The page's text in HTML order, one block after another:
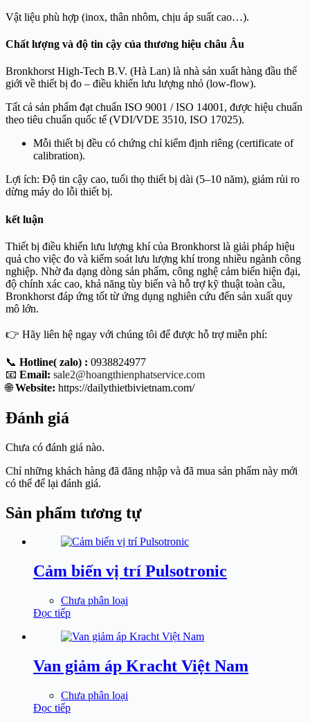
Vật liệu phù hợp (inox, thân nhôm, chịu áp suất cao…).
Chất lượng và độ tin cậy của thương hiệu châu Âu
Bronkhorst High-Tech B.V. (Hà Lan) là nhà sản xuất hàng đầu thế
giới về thiết bị đo – điều khiển lưu lượng nhỏ (low-flow).
Tất cả sản phẩm đạt chuẩn ISO 9001 / ISO 14001, được hiệu chuẩn
theo tiêu chuẩn quốc tế (VDI/VDE 3510, ISO 17025).
Mỗi thiết bị đều có chứng chỉ kiểm định riêng (certificate of
calibration).
Lợi ích: Độ tin cậy cao, tuổi thọ thiết bị dài (5–10 năm), giảm rủi ro
dừng máy do lỗi thiết bị.
kết luận
Thiết bị điều khiển lưu lượng khí của Bronkhorst là giải pháp hiệu
quả cho việc đo và kiểm soát lưu lượng khí trong nhiều ngành công
nghiệp. Nhờ đa dạng dòng sản phẩm, công nghệ cảm biến hiện đại,
độ chính xác cao, khả năng tùy biến và hỗ trợ kỹ thuật toàn cầu,
Bronkhorst đáp ứng tốt từ ứng dụng nghiên cứu đến sản xuất quy
mô lớn.
👉 Hãy liên hệ ngay với chúng tôi để được hỗ trợ miễn phí:
📞 Hotline( zalo) : 0938824977
📧 Email: sale2@hoangthienphatservice.com
🌐Website: https://dailythietbivietnam.com/
Đánh giá
Chưa có đánh giá nào.
Chỉ những khách hàng đã đăng nhập và đã mua sản phẩm này mới
có thể để lại đánh giá.
Sản phẩm tương tự
Cảm biến vị trí Pulsotronic
Chưa phân loại
Đọc tiếp
Van giảm áp Kracht Việt Nam
Chưa phân loại
Đọc tiếp